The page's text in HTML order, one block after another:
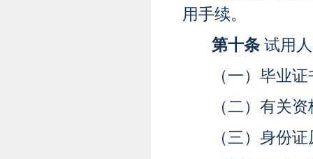
用手续。
第十条 试用
（一）毕业
（二）有关
（三）身份